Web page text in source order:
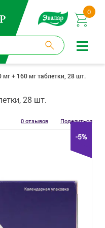
0
+ 160 мг таблетки, 28 шт.
28 шт.
0 отзывов Поделиться
-5%